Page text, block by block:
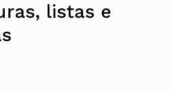
listas e